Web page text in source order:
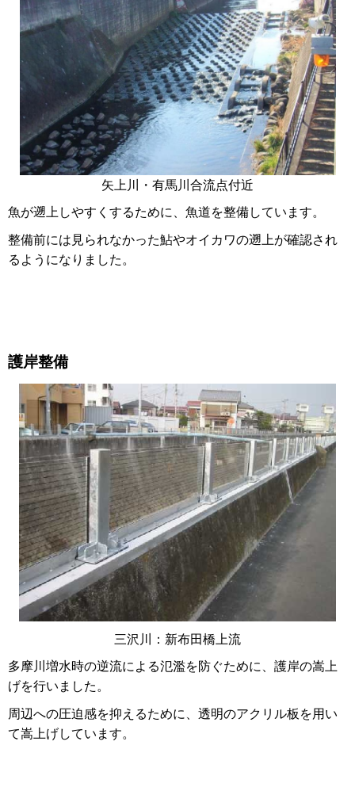
矢上川・有馬川合流点付近
魚が遡上しやすくするために、魚道を整備しています。
整備前には見られなかった鮎やオイカワの遡上が確認され
るようになりました。
護岸整備
三沢川：新布田橋上流
多摩川増水時の逆流による氾濫を防ぐために、護岸の嵩上
げを行いました。
周辺への圧迫感を抑えるために、透明のアクリル板を用い
て嵩上げしています。